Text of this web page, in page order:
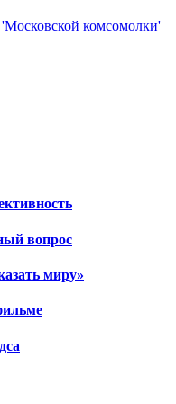
вопрос
миру»